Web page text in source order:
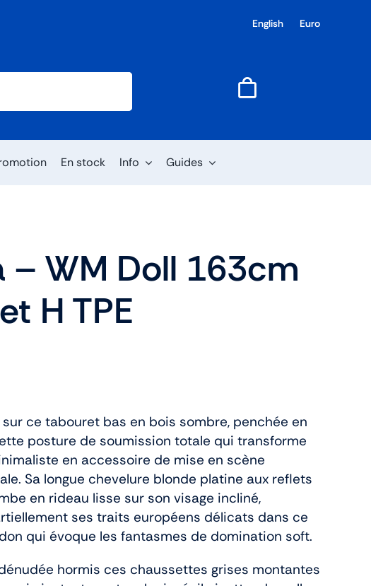
English Euro
En stock Info Guides
– WM Doll 163cm
H TPE
ce tabouret bas en bois sombre, penchée en
posture de soumission totale qui transforme
en accessoire de mise en scène
Sa longue chevelure blonde platine aux reflets
en rideau lisse sur son visage incliné,
ses traits européens délicats dans ce
qui évoque les fantasmes de domination soft.
hormis ces chaussettes grises montantes